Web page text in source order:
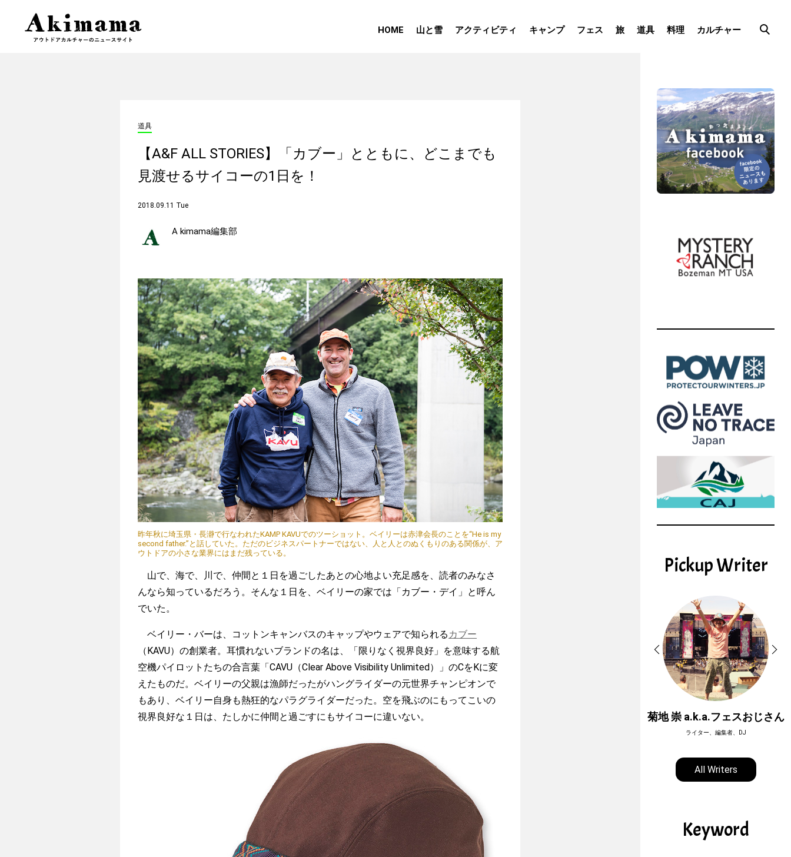
HOME 山と雪 アクティビティ キャンプ フェス 旅 道具 料理 カルチャー
道具
【A&F ALL STORIES】「カブー」とともに、どこまでも
見渡せるサイコーの1日を！
2018.09.11 Tue
A kimama編集部
昨年秋に埼玉県・長瀞で行なわれたKAMP KAVUでのツーショット。ベイリーは赤津会長のことを“He is my
second father.”と話していた。ただのビジネスパートナーではない、人と人とのぬくもりのある関係が、ア
ウトドアの小さな業界にはまだ残っている。
山で、海で、川で、仲間と１日を過ごしたあとの心地よい充足感を、読者のみなさ
んなら知っているだろう。そんな１日を、ベイリーの家では「カブー・デイ」と呼ん
でいた。
ベイリー・バーは、コットンキャンバスのキャップやウェアで知られる カブー
（KAVU）の創業者。耳慣れないブランドの名は、「限りなく視界良好」を意味する航
空機パイロットたちの合言葉「CAVU（Clear Above Visibility Unlimited）」のCをKに変
えたものだ。ベイリーの父親は漁師だったがハングライダーの元世界チャンピオンで
もあり、ベイリー自身も熱狂的なパラグライダーだった。空を飛ぶのにもってこいの
視界良好な１日は、たしかに仲間と過ごすにもサイコーに違いない。
Pickup Writer
渡辺信吾 菊地 崇 a.k.a.フェスおじさん
ライター、編集者、DJ
All Writers
Keyword